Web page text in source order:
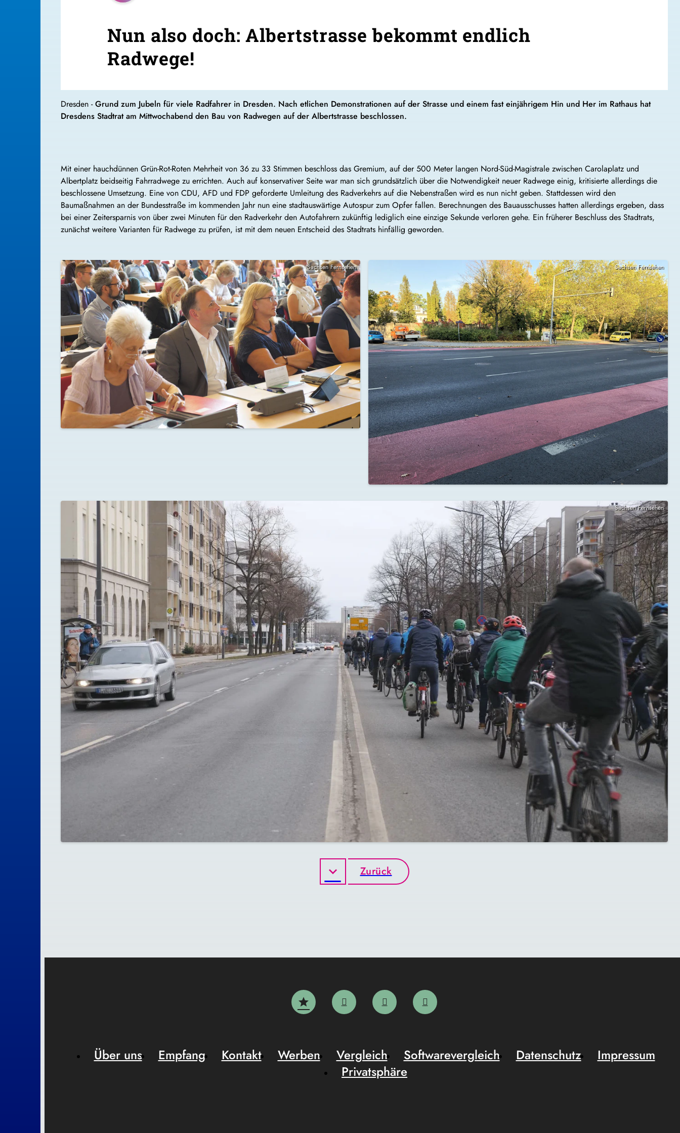
Nun also doch: Albertstrasse bekommt endlich
Radwege!
Dresden -Grund zum Jubeln für viele Radfahrer in Dresden. Nach etlichen Demonstrationen auf der Strasse und einem fast einjährigem Hin und Her im Rathaus hat
Dresdens Stadtrat am Mittwochabend den Bau von Radwegen auf der Albertstrasse beschlossen.
Mit einer hauchdünnen Grün-Rot-Roten Mehrheit von 36 zu 33 Stimmen beschloss das Gremium, auf der 500 Meter langen Nord-Süd-Magistrale zwischen Carolaplatz und
Albertplatz beidseitig Fahrradwege zu errichten. Auch auf konservativer Seite war man sich grundsätzlich über die Notwendigkeit neuer Radwege einig, kritisierte allerdings die
beschlossene Umsetzung. Eine von CDU, AFD und FDP geforderte Umleitung des Radverkehrs auf die Nebenstraßen wird es nun nicht geben. Stattdessen wird den
Baumaßnahmen an der Bundesstraße im kommenden Jahr nun eine stadtauswärtige Autospur zum Opfer fallen. Berechnungen des Bauausschusses hatten allerdings ergeben, dass
bei einer Zeitersparnis von über zwei Minuten für den Radverkehr den Autofahrern zukünftig lediglich eine einzige Sekunde verloren gehe. Ein früherer Beschluss des Stadtrats,
zunächst weitere Varianten für Radwege zu prüfen, ist mit dem neuen Entscheid des Stadtrats hinfällig geworden.
Sachsen Fernsehen Sachsen Fernsehen
Sachsen Fernsehen
Zurück
Über uns Empfang Kontakt Werben Vergleich Softwarevergleich Datenschutz
Impressum
Privatsphäre